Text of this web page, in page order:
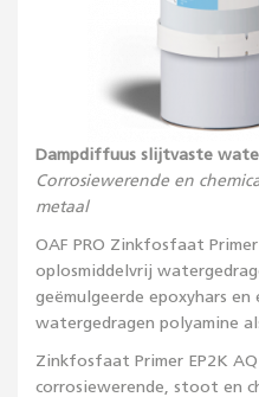
Dampdiffuus slijtvaste
Corrosiewerende en
metaal
OAF PRO Zinkfosfaat Primer
oplosmiddelvrij
geëmulgeerde epoxyhars en
watergedragen polyamine
Zinkfosfaat Primer EP2K
corrosiewerende, stoot en